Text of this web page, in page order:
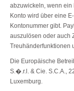
abzuwickeln, wenn ein
Konto wird über eine
Kontonummer gibt.
auszulösen oder auch
Treuhänderfunktionen
Die Europäische
S.�.r.l. & Cie. S.C.A.,
Luxemburg.